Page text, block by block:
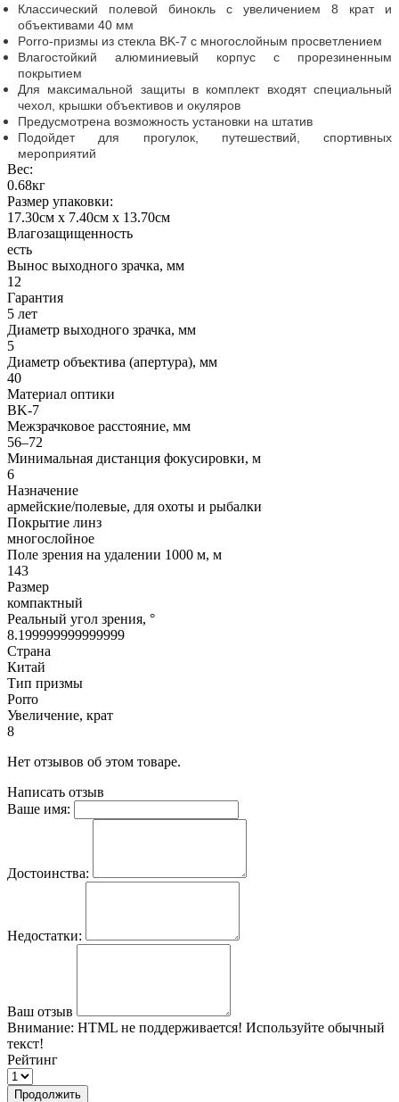
Классический полевой бинокль с увеличением 8 крат и
объективами 40 мм
Porro-призмы из стекла BK-7 с многослойным просветлением
Влагостойкий алюминиевый корпус с прорезиненным
покрытием
Для максимальной защиты в комплект входят специальный
чехол, крышки объективов и окуляров
Предусмотрена возможность установки на штатив
Подойдет для прогулок, путешествий, спортивных
мероприятий
Вес:
0.68кг
Размер упаковки:
17.30см x 7.40см x 13.70см
Влагозащищенность
есть
Вынос выходного зрачка, мм
12
Гарантия
5 лет
Диаметр выходного зрачка, мм
5
Диаметр объектива (апертура), мм
40
Материал оптики
BK-7
Межзрачковое расстояние, мм
56–72
Минимальная дистанция фокусировки, м
6
Назначение
армейские/полевые, для охоты и рыбалки
Покрытие линз
многослойное
Поле зрения на удалении 1000 м, м
143
Размер
компактный
Реальный угол зрения, °
8.199999999999999
Страна
Китай
Тип призмы
Porro
Увеличение, крат
8
Нет отзывов об этом товаре.
Написать отзыв
Ваше имя:
Достоинства:
Недостатки:
Ваш отзыв
Внимание: HTML не поддерживается! Используйте обычный
текст!
Рейтинг
Продолжить